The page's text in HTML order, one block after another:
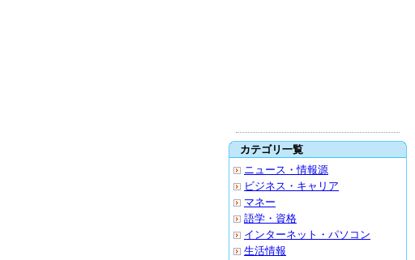
カテゴリ一覧
ニュース・情報源
ビジネス・キャリア
マネー
語学・資格
インターネット・パソコン
生活情報